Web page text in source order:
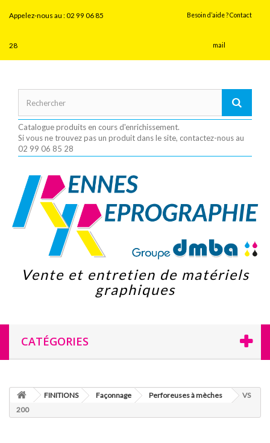
Besoin d’aide ? Contact
mail
Appelez-nous au :02 99 06 85
28
Catalogue produits en cours d'enrichissement.
Si vous ne trouvez pas un produit dans le site, contactez-nous au
02 99 06 85 28
Vente et entretien de matériels
graphiques
CATÉGORIES
FINITIONS Façonnage Perforeuses à mèches
VS
200